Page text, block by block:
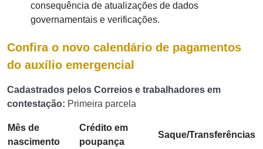
consequência de atualizações de dados
governamentais e verificações.
Confira o novo calendário de pagamentos
do auxílio emergencial
Cadastrados pelos Correios e trabalhadores em
contestação: Primeira parcela
Mês de
nascimento
Crédito em
poupança
Saque/Transferências